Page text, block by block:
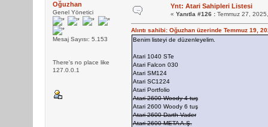
Oğuzhan
Genel Yönetici
Mesaj Sayısı: 5.153
There's no place like
127.0.0.1
Ynt: Atari Sahipleri Listesi
« Yanıtla #126 :Temmuz 27,
Alıntı sahibi: Oğuzhan üzerinde Temmuz 19,
Benim listeyi de düzenleyelim.
Atari 1040 STe
Atari Falcon 030
Atari SM124
Atari SC1224
Atari Portfolio
Atari 2600 Woody 4 tuş
Atari 2600 Woody 6 tuş
Atari 2600 Darth Vader
Atari 2600 META A.Ş.